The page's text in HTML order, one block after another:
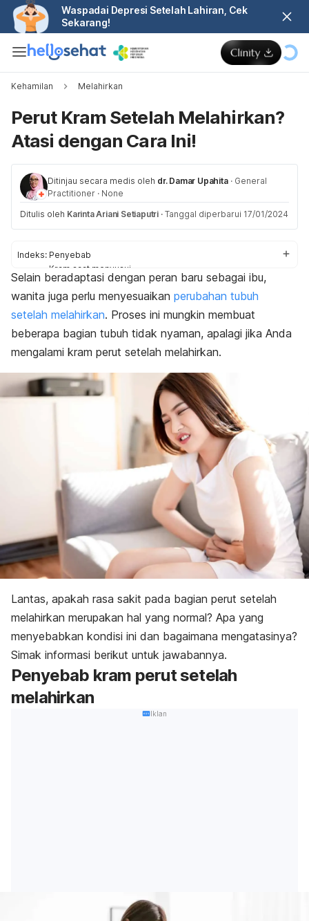
Waspadai Depresi Setelah Lahiran, Cek
Sekarang!
Kehamilan Melahirkan
Perut Kram Setelah Melahirkan?
Atasi dengan Cara Ini!
Ditinjau secara medis oleh dr. Damar Upahita · General
Practitioner · None
Ditulis oleh Karinta Ariani Setiaputri · Tanggal diperbarui 17/01/2024
Indeks: Penyebab
Kram saat menyusui
Cara mengatasi
Kapan ke dokter?
Selain beradaptasi dengan peran baru sebagai ibu,
wanita juga perlu menyesuaikan perubahan tubuh
setelah melahirkan. Proses ini mungkin membuat
beberapa bagian tubuh tidak nyaman, apalagi jika Anda
mengalami kram perut setelah melahirkan.
Lantas, apakah rasa sakit pada bagian perut setelah
melahirkan merupakan hal yang normal? Apa yang
menyebabkan kondisi ini dan bagaimana mengatasinya?
Simak informasi berikut untuk jawabannya.
Penyebab kram perut setelah
melahirkan
Iklan